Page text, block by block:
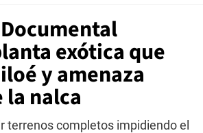
exótica que
y amenaza
nalca
terrenos completos impidiendo el